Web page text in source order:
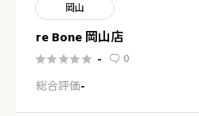
岡山
re Bone 岡山店
 -  0
総合評価-